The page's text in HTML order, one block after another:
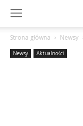
Strona główna Newsy
Newsy Aktualności